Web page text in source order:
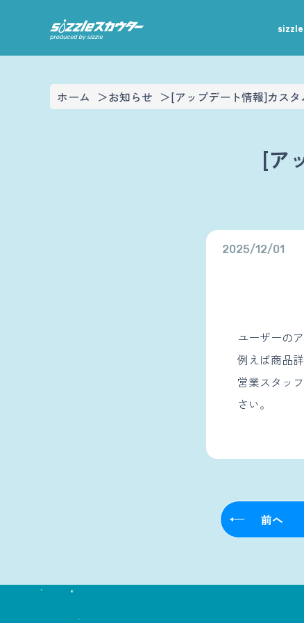
ホーム お知らせ [アップデート情報]カス
[ア
2025/12/01
ユーザーの
例えば商品
営業スタッ
さい。
前へ